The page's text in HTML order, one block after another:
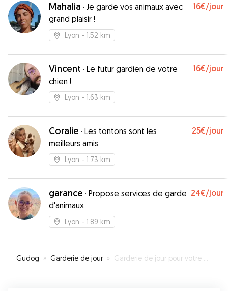
Mahalia · Je garde vos animaux avec
grand plaisir !
16€/jour
Lyon - 1.52 km
Vincent · Le futur gardien de votre
chien !
16€/jour
Lyon - 1.63 km
Coralie · Les tontons sont les
meilleurs amis
25€/jour
Lyon - 1.73 km
garance · Propose services de garde
d'animaux
24€/jour
Lyon - 1.89 km
Gudog » Garderie de jour » Garderie de jour pour votre chien à Écully